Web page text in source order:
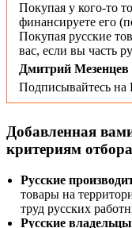
Покупая у кого-то
финансируете его
Покупая русские
вас, если вы часть
Дмитрий Мезенцев
Подписывайтесь
Добавленная
критериям отбора
Русские
товары на
труд русских
Русские